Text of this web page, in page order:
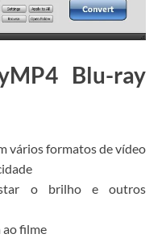
Blu-ray
vários formatos de vídeo
o brilho e outros
ao filme